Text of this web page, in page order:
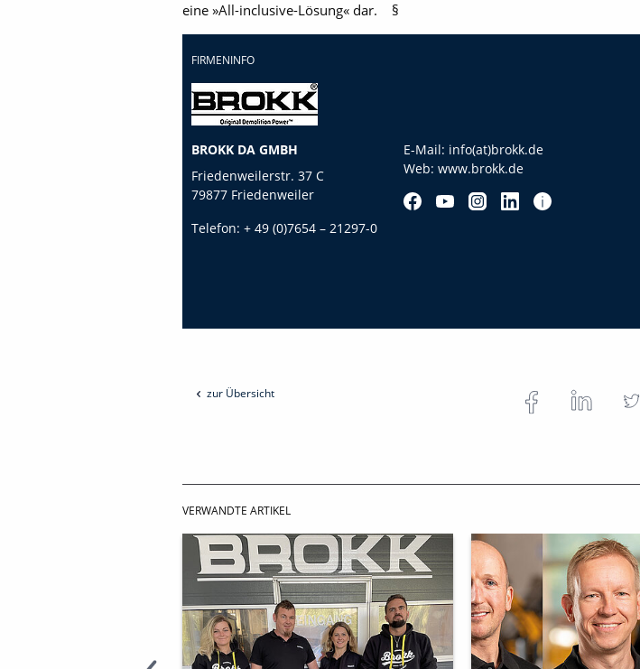
eine »All-inclusive-Lösung« dar. §
FIRMENINFO
BROKK DA GMBH
Friedenweilerstr. 37 C
79877 Friedenweiler
Telefon: + 49 (0)7654 – 21297-0
E-Mail: info(at)brokk.de
Web: www.brokk.de
zur Übersicht
VERWANDTE ARTIKEL